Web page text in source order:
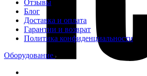
Отзывы
Блог
Доставка и оплата
Гарантии и возврат
Политика конфиденциальности
Оборудование